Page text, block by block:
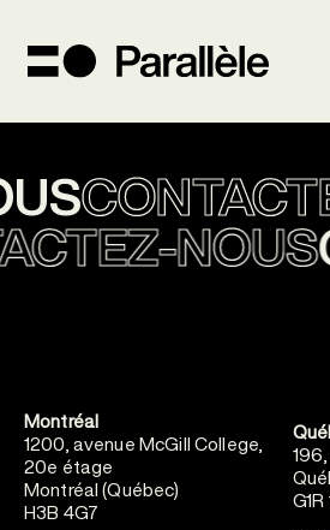
NOUS
Montréal
1200, avenue McGill College,
20e étage
Montréal (Québec)
H3B 4G7
G1R